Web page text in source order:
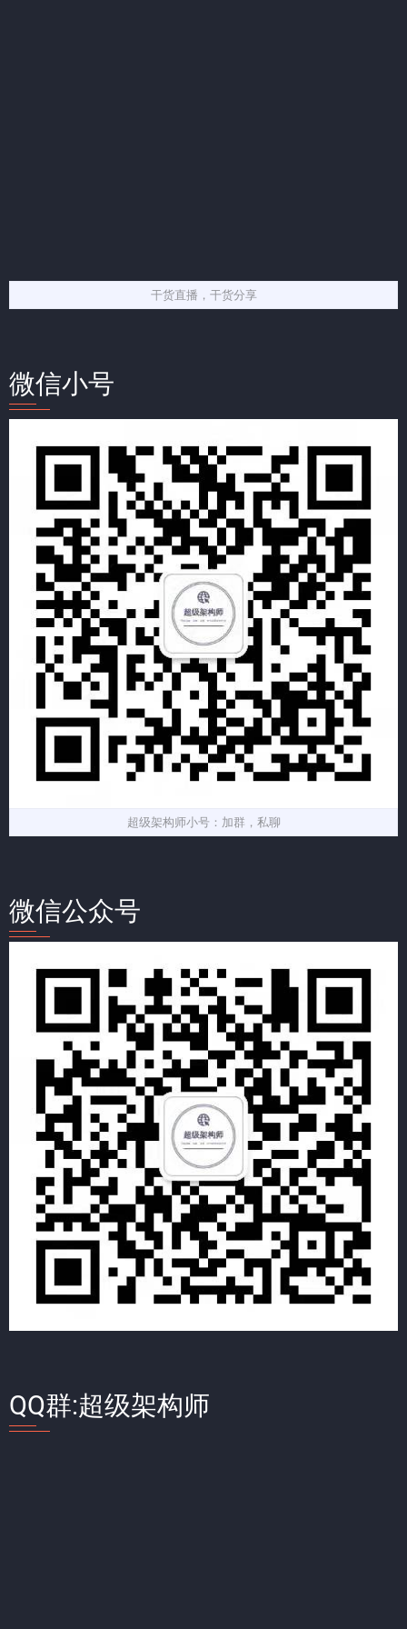
干货直播，干货分享
微信小号
超级架构师小号：加群，私聊
微信公众号
QQ群:超级架构师